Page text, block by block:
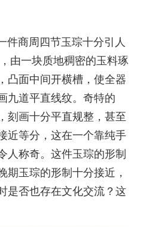
件商周四节玉琮十分引人
由一块质地稠密的玉料琢
凸面中间开横槽，使全器
九道平直线纹。奇特的
刻画十分平直规整，甚至
近等分，这在一个靠纯手
人称奇。这件玉琮的形制
期玉琮的形制十分接近，
是否也存在文化交流？这